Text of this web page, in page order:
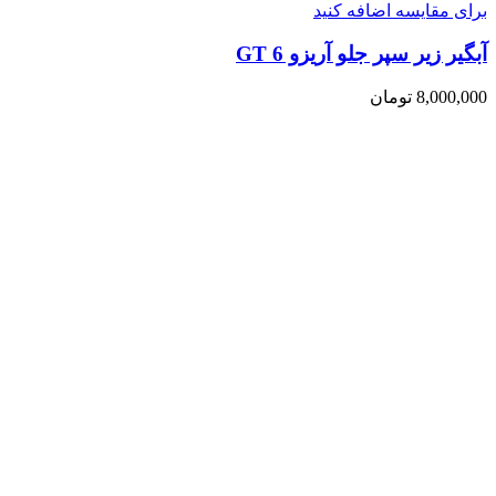
برای مقایسه اضافه کنید
آبگیر زیر سپر جلو آریزو 6 GT
8,000,000 تومان